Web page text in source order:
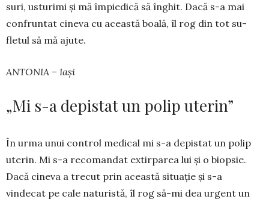
suri, usturimi și mă împiedică să înghit. Dacă s-a mai
confruntat cineva cu această boală, îl rog din tot su­
fletul să mă ajute.
ANTONIA – Iași
„Mi s-a depistat un polip uterin”
În urma unui control medical mi s-a depistat un polip
uterin. Mi s-a recomandat extirparea lui și o biop­sie.
Dacă cineva a trecut prin această si­tuație și s-a
vindecat pe cale naturistă, îl rog să-mi dea urgent un